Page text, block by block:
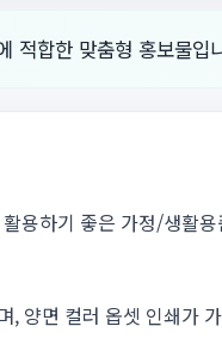
적합한 맞춤형 홍보물입
용하기 좋은 가정/생활
양면 컬러 옵셋 인쇄가